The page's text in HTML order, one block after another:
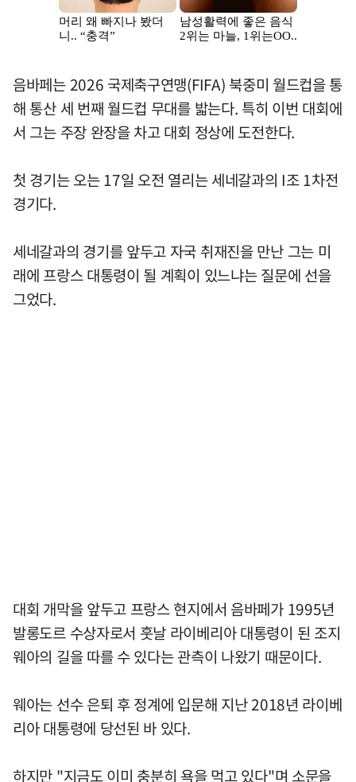
음바페는 2026 국제축구연맹(FIFA) 북중미 월드컵을 통
해 통산 세 번째 월드컵 무대를 밟는다. 특히 이번 대회에
서 그는 주장 완장을 차고 대회 정상에 도전한다.
첫 경기는 오는 17일 오전 열리는 세네갈과의 I조 1차전
경기다.
세네갈과의 경기를 앞두고 자국 취재진을 만난 그는 미
래에 프랑스 대통령이 될 계획이 있느냐는 질문에 선을
그었다.
대회 개막을 앞두고 프랑스 현지에서 음바페가 1995년
발롱도르 수상자로서 훗날 라이베리아 대통령이 된 조지
웨아의 길을 따를 수 있다는 관측이 나왔기 때문이다.
웨아는 선수 은퇴 후 정계에 입문해 지난 2018년 라이베
리아 대통령에 당선된 바 있다.
하지만 "지금도 이미 충분히 욕을 먹고 있다"며 소문을